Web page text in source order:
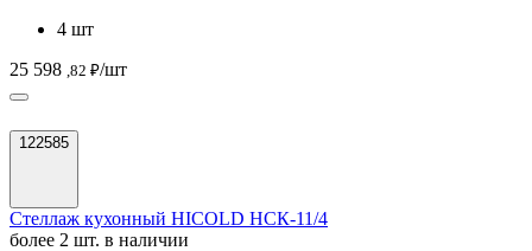
4 шт
25 598 ,82 ₽/шт
122585
Стеллаж кухонный HICOLD НСК-11/4
более 2 шт. в наличии